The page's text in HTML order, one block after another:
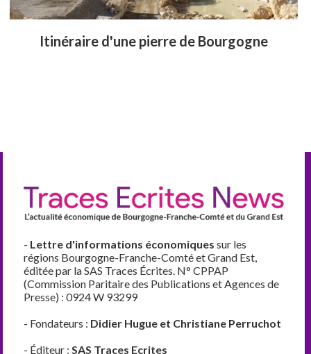
Itinéraire d'une pierre de Bourgogne
- Lettre d'informations économiques sur les
régions Bourgogne-Franche-Comté et Grand Est,
éditée par la SAS Traces Écrites. N° CPPAP
(Commission Paritaire des Publications et Agences de
Presse) : 0924 W 93299
- Fondateurs : Didier Hugue et Christiane Perruchot
- Éditeur :SAS Traces Ecrites